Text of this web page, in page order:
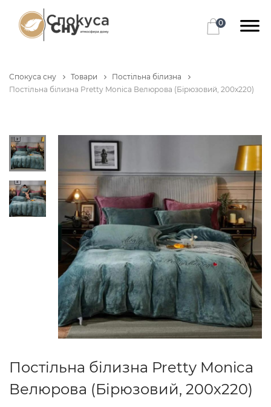
0
Спокуса сну Товари
Постільна білизна
Постільна білизна Pretty Monica Велюрова (Бірюзовий, 200х220)
Постільна білизна Pretty Monica
Велюрова (Бірюзовий, 200х220)